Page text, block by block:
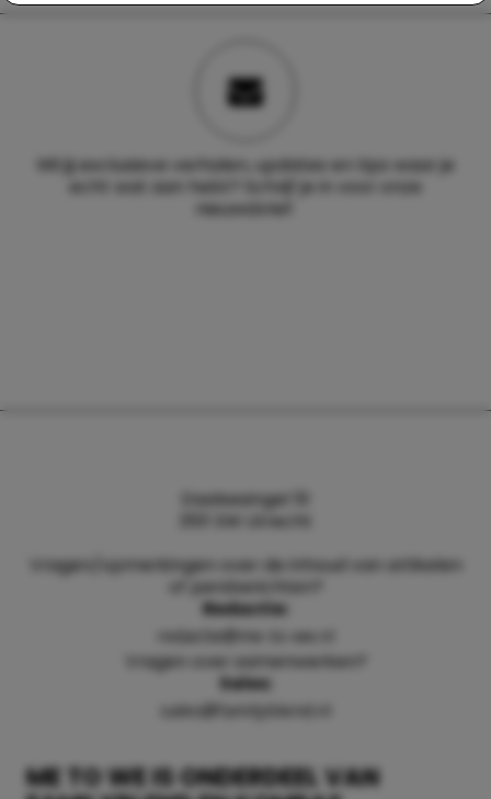
Wil jij exclusieve verhalen, updates en tips waar je
echt wat aan hebt? Schrijf je in voor onze
nieuwsbrief.
ME TO WE IS ONDERDEEL VAN
Daalsesingel 51
3511 SW Utrecht
Vragen/opmerkingen over de inhoud van artikelen
of persberichten?
Redactie:
redactie@me-to-we.nl
Vragen over samenwerken?
Sales:
sales@familyblend.nl